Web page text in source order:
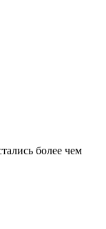
более чем